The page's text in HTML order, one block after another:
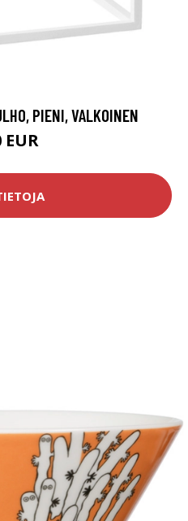
PIENI, VALKOINEN
EUR